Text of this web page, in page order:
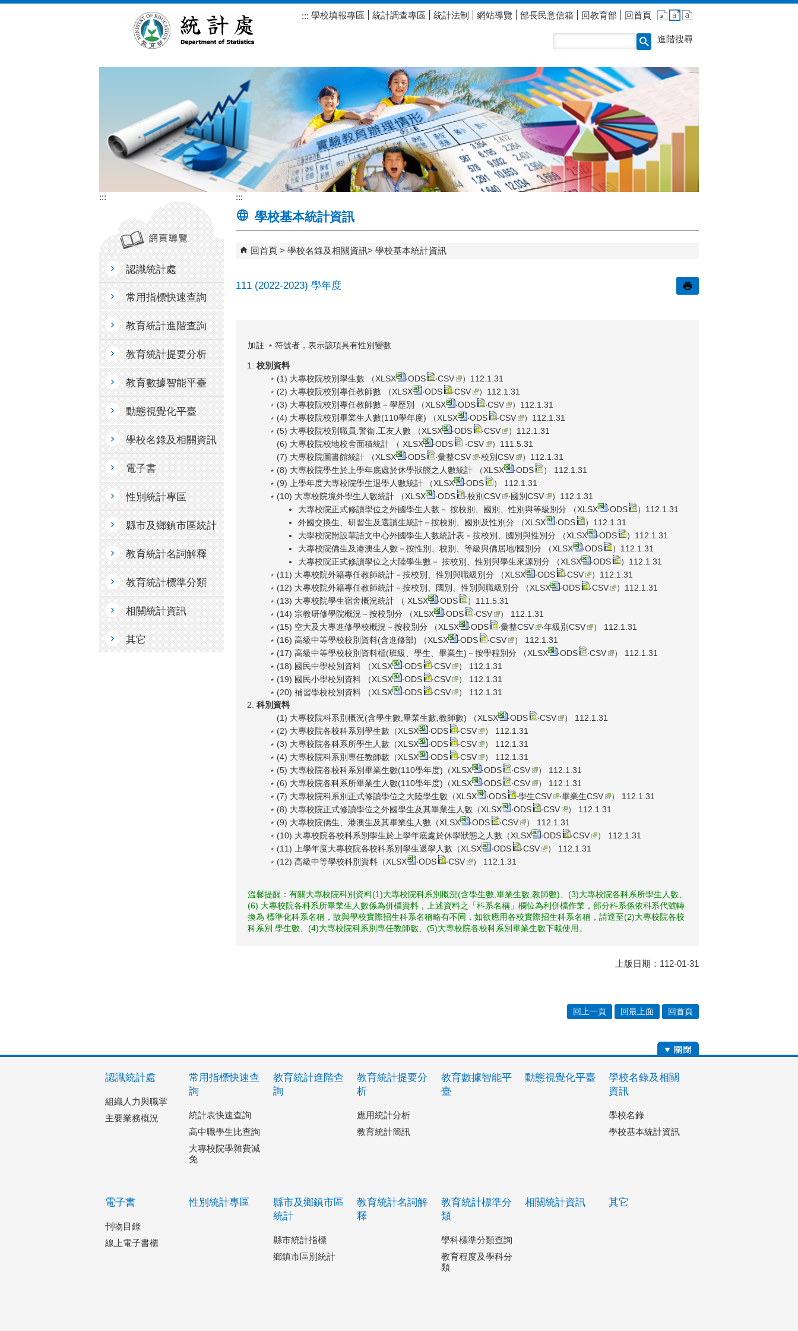
::: 學校填報專區 統計調查專區 統計法制 網站導覽 部長民意信箱 回教育部 回首頁
進階搜尋
:::
認識統計處
常用指標快速查詢
教育統計進階查詢
教育統計提要分析
教育數據智能平臺
動態視覺化平臺
學校名錄及相關資訊
電子書
性別統計專區
縣市及鄉鎮市區統計
教育統計名詞解釋
教育統計標準分類
相關統計資訊
其它
:::
學校基本統計資訊
回首頁 學校名錄及相關資訊 學校基本統計資訊
111 (2022-2023) 學年度
加註 ﹡符號者，表示該項具有性別變數
校別資料
﹡(1) 大專校院校別學生數 （XLSX ‧ODS ‧CSV
）112.1.31
﹡(2) 大專校院校別專任教師數 （XLSX ‧ODS ‧CSV
）112.1.31
﹡(3) 大專校院校別專任教師數－學歷別 （XLSX ‧ODS ‧CSV
）112.1.31
﹡(4) 大專校院校別畢業生人數(110學年度) （XLSX ‧ODS ‧CSV
）112.1.31
﹡(5) 大專校院校別職員.警衛.工友人數 （XLSX ‧ODS ‧CSV
）112.1.31
(6) 大專校院校地校舍面積統計 （ XLSX ‧ODS ‧CSV
）111.5.31
(7) 大專校院圖書館統計 （XLSX ‧ODS ‧彙整CSV ‧校別CSV
）112.1.31
﹡(8) 大專校院學生於上學年底處於休學狀態之人數統計 （XLSX ‧ODS
） 112.1.31
﹡(9) 上學年度大專校院學生退學人數統計 （XLSX ‧ODS
） 112.1.31
﹡(10) 大專校院境外學生人數統計 （XLSX ‧ODS ‧校別CSV ‧國別CSV
）112.1.31
大專校院正式修讀學位之外國學生人數－ 按校別、國別、性別與等級別分 （XLSX ‧ODS
）112.1.31
外國交換生、研習生及選讀生統計－按校別、國別及性別分 （XLSX ‧ODS
）112.1.31
大學校院附設華語文中心外國學生人數統計表－按校別、國別與性別分 （XLSX ‧ODS
）112.1.31
大專校院僑生及港澳生人數－按性別、校別、等級與僑居地/國別分 （XLSX ‧ODS
）112.1.31
大專校院正式修讀學位之大陸學生數－ 按校別、性別與學生來源別分 （XLSX ‧ODS
）112.1.31
﹡(11) 大專校院外籍專任教師統計－按校別、性別與職級別分 （XLSX ‧ODS ‧CSV
）112.1.31
﹡(12) 大專校院外籍專任教師統計－按校別、國別、性別與職級別分 （XLSX ‧ODS ‧CSV
）112.1.31
﹡(13) 大專校院學生宿舍概況統計 （ XLSX ‧ODS
）111.5.31
﹡(14) 宗教研修學院概況－按校別分 （XLSX ‧ODS ‧CSV
） 112.1.31
﹡(15) 空大及大專進修學校概況－按校別分 （XLSX ‧ODS ‧彙整CSV ‧年級別CSV
） 112.1.31
﹡(16) 高級中等學校校別資料(含進修部) （XLSX ‧ODS ‧CSV
） 112.1.31
﹡(17) 高級中等學校校別資料檔(班級、學生、畢業生)－按學程別分 （XLSX ‧ODS ‧CSV
） 112.1.31
﹡(18) 國民中學校別資料 （XLSX ‧ODS ‧CSV
） 112.1.31
﹡(19) 國民小學校別資料 （XLSX ‧ODS ‧CSV
） 112.1.31
﹡(20) 補習學校校別資料 （XLSX ‧ODS ‧CSV
） 112.1.31
科別資料
(1) 大專校院科系別概況(含學生數,畢業生數,教師數) （XLSX ‧ODS ‧CSV
） 112.1.31
﹡(2) 大專校院各校科系別學生數（XLSX ‧ODS ‧CSV
） 112.1.31
﹡(3) 大專校院各科系所學生人數（XLSX ‧ODS ‧CSV
） 112.1.31
﹡(4) 大專校院科系別專任教師數（XLSX ‧ODS ‧CSV
） 112.1.31
﹡(5) 大專校院各校科系別畢業生數(110學年度)（XLSX ‧ODS ‧CSV
） 112.1.31
﹡(6) 大專校院各科系所畢業生人數(110學年度)（XLSX ‧ODS ‧CSV
） 112.1.31
﹡(7) 大專校院科系別正式修讀學位之大陸學生數（XLSX ‧ODS ‧學生CSV ‧畢業生CSV
） 112.1.31
﹡(8) 大專校院正式修讀學位之外國學生及其畢業生人數（XLSX ‧ODS ‧CSV
） 112.1.31
﹡(9) 大專校院僑生、港澳生及其畢業生人數（XLSX ‧ODS ‧CSV
） 112.1.31
﹡(10) 大專校院各校科系別學生於上學年底處於休學狀態之人數（XLSX ‧ODS ‧CSV
） 112.1.31
﹡(11) 上學年度大專校院各校科系別學生退學人數（XLSX ‧ODS ‧CSV
） 112.1.31
﹡(12) 高級中等學校科別資料（XLSX ‧ODS ‧CSV ） 112.1.31
溫馨提醒：有關大專校院科別資料(1)大專校院科系別概況(含學生數,畢業生數,教師數)、(3)大專校院各科系所學生人數、
(6) 大專校院各科系所畢業生人數係為併檔資料，上述資料之「科系名稱」欄位為利併檔作業，部分科系係依科系代號轉
換為 標準化科系名稱，故與學校實際招生科系名稱略有不同，如欲應用各校實際招生科系名稱，請逕至(2)大專校院各校
科系別 學生數、(4)大專校院科系別專任教師數、(5)大專校院各校科系別畢業生數下載使用。
上版日期：112-01-31
回上一頁 回最上面 回首頁
認識統計處
組織人力與職掌
主要業務概況
常用指標快速查
詢
統計表快速查詢
高中職學生比查詢
大專校院學雜費減
免
教育統計進階查
詢
教育統計提要分
析
應用統計分析
教育統計簡訊
教育數據智能平
臺
動態視覺化平臺
學校名錄及相關
資訊
學校名錄
學校基本統計資訊
電子書
刊物目錄
線上電子書櫃
性別統計專區
縣市及鄉鎮市區
統計
縣市統計指標
鄉鎮市區別統計
教育統計名詞解
釋
教育統計標準分
類
學科標準分類查詢
教育程度及學科分
類
相關統計資訊 其它